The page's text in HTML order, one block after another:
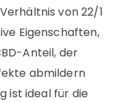
von 22/1
Eigenschaften,
Anteil, der
abmildern
ist ideal für die